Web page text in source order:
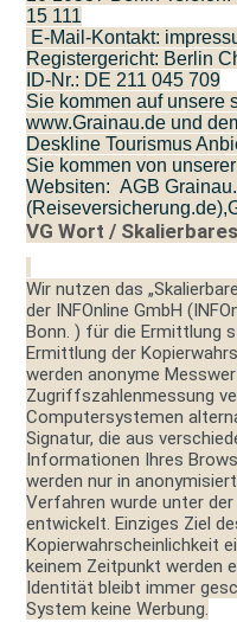
15 111
E-Mail-Kontakt:
Registergericht: Berlin
ID-Nr.: DE 211 045 709
Sie kommen auf unsere
www.Grainau.de und
Deskline Tourismus
Sie kommen von
Websiten: AGB
VG Wort /
Wir nutzen das
der INFOnline GmbH
Bonn. ) für die Ermittlung
Ermittlung der
werden anonyme
Zugriffszahlenmessung
Computersystemen
Signatur, die aus
Informationen Ihres
werden nur in
Verfahren wurde unter
entwickelt. Einziges Ziel
Kopierwahrscheinlichkeit
keinem Zeitpunkt werden
Identität bleibt immer
System keine Werbung.